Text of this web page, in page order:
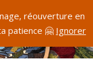
réouverture en
patience 🤗 Ignorer